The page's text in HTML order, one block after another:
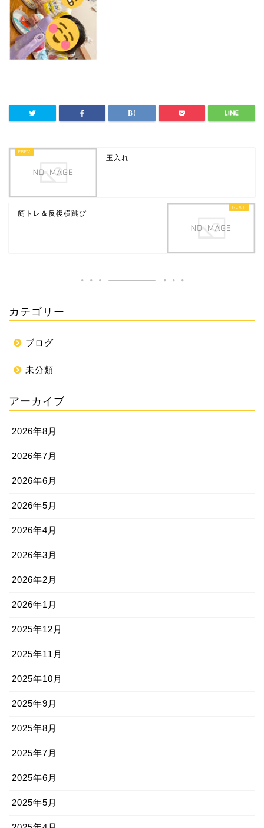
玉入れ
筋トレ＆反復横跳び
カテゴリー
ブログ
未分類
アーカイブ
2026年8月
2026年7月
2026年6月
2026年5月
2026年4月
2026年3月
2026年2月
2026年1月
2025年12月
2025年11月
2025年10月
2025年9月
2025年8月
2025年7月
2025年6月
2025年5月